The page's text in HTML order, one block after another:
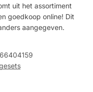
uit het assortiment
goedkoop online! Dit
aangegeven.